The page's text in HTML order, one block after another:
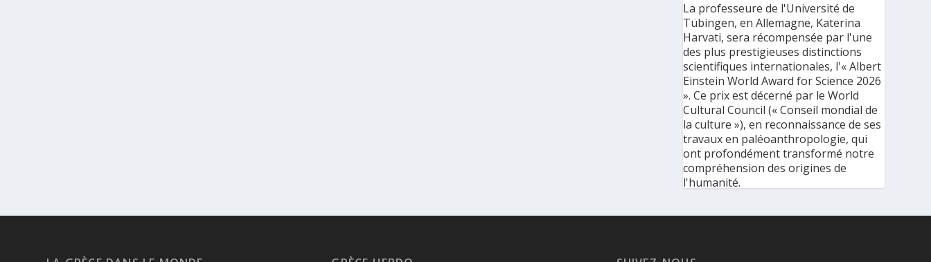
La professeure de l'Université de
Tübingen, en Allemagne, Katerina
Harvati, sera récompensée par l'une
des plus prestigieuses distinctions
scientifiques internationales, l'« Albert
Einstein World Award for Science 2026
». Ce prix est décerné par le World
Cultural Council (« Conseil mondial de
la culture »), en reconnaissance de ses
travaux en paléoanthropologie, qui
ont profondément transformé notre
compréhension des origines de
l'humanité.
ma discipline dans son ensemble », a